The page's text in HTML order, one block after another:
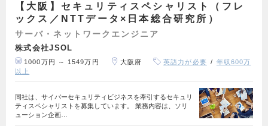
【大阪】セキュリティスペシャリスト（フレ
ックス／NTTデータ×日本総合研究所）
サーバ・ネットワークエンジニア
株式会社JSOL
1000万円 ～ 1549万円 大阪府 英語力が必要
年収600万
以上
同社は、サイバーセキュリティビジネスを牽引するセキュリ
ティスペシャリストを募集しています。 業務内容は、ソリ
ューション企画…